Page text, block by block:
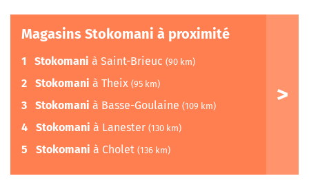
Magasins Stokomani à proximité
1 Stokomani à Saint-Brieuc (90 km)
2 Stokomani à Theix (95 km)
3 Stokomani à Basse-Goulaine (109 km)
4 Stokomani à Lanester (130 km)
5 Stokomani à Cholet (136 km)